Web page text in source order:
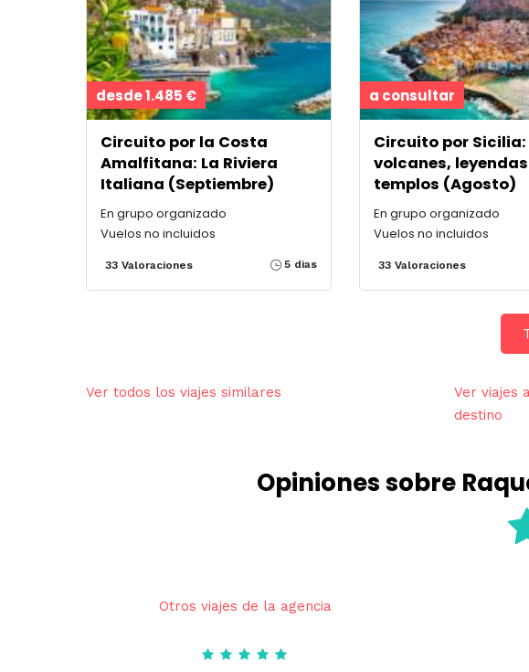
desde 1.485 €
Circuito por la Costa
Amalfitana: La Riviera
Italiana (Septiembre)
En grupo organizado
Vuelos no incluidos
33 Valoraciones 5 dias
a consultar
Circuito por Sicilia:
volcanes,
templos (Agosto)
En grupo organizado
Vuelos no incluidos
33 Valoraciones
Ver todos los viajes similares
Ver viajes
destino
Opiniones sobre
Otros viajes de la agencia